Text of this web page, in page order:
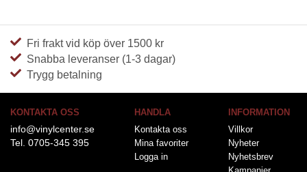
Fri frakt vid köp över 1500 kr
Snabba leveranser (1-3 dagar)
Trygg betalning
KONTAKTA OSS
info@vinylcenter.se
Tel. 0705-345 395
HANDLA
Kontakta oss
Mina favoriter
Logga in
INFORMATION
Villkor
Nyheter
Nyhetsbrev